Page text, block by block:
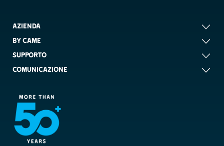
AZIENDA
BY CAME
SUPPORTO
COMUNICAZIONE